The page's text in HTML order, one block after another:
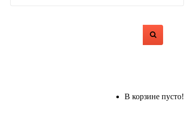
В корзине пусто!